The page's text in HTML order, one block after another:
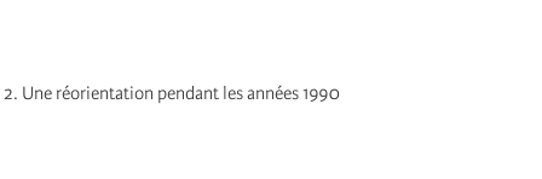
2. Une réorientation pendant les années 1990